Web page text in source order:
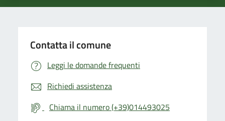
Contatta il comune
Leggi le domande frequenti
Richiedi assistenza
Chiama il numero (+39)014493025